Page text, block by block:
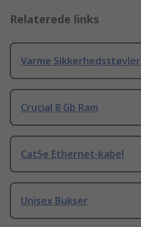
Relaterede links
Varme Sikkerhedsstøvler
Crucial 8 Gb Ram
Cat5e Ethernet-kabel
Unisex Bukser